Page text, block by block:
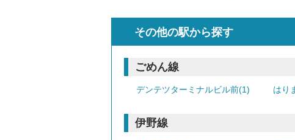
その他の駅から探す
ごめん線
デンテツターミナルビル前(1) はり
伊野線